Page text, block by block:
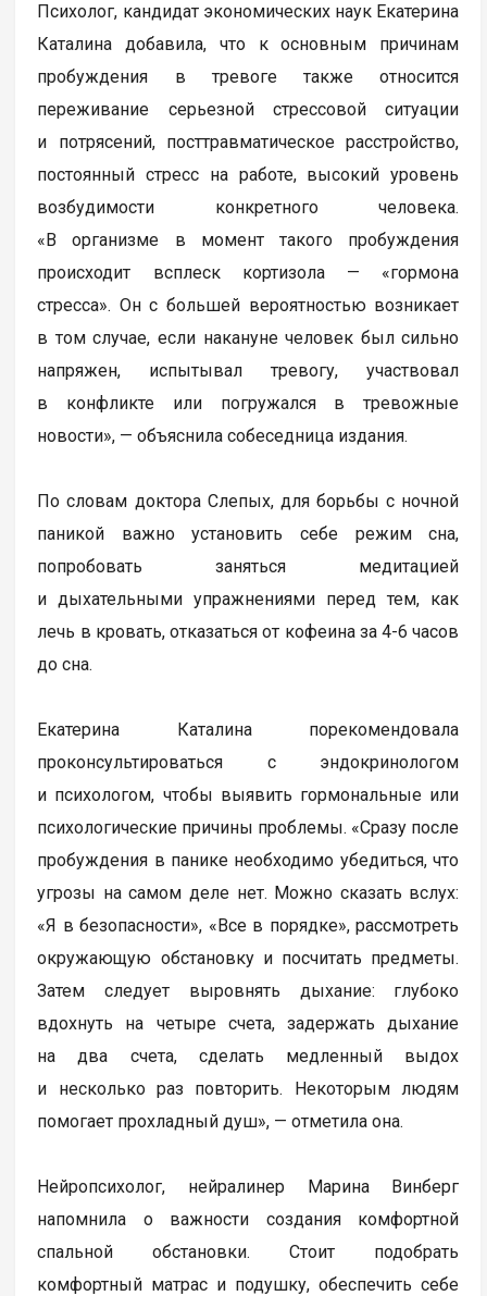
Психолог, кандидат экономических наук Екатерина
Каталина добавила, что к основным причинам
пробуждения в тревоге также относится
переживание серьезной стрессовой ситуации
и потрясений, посттравматическое расстройство,
постоянный стресс на работе, высокий уровень
возбудимости конкретного человека.
«В организме в момент такого пробуждения
происходит всплеск кортизола — «гормона
стресса». Он с большей вероятностью возникает
в том случае, если накануне человек был сильно
напряжен, испытывал тревогу, участвовал
в конфликте или погружался в тревожные
новости», — объяснила собеседница издания.
По словам доктора Слепых, для борьбы с ночной
паникой важно установить себе режим сна,
попробовать заняться медитацией
и дыхательными упражнениями перед тем, как
лечь в кровать, отказаться от кофеина за 4-6 часов
до сна.
Екатерина Каталина порекомендовала
проконсультироваться с эндокринологом
и психологом, чтобы выявить гормональные или
психологические причины проблемы. «Сразу после
пробуждения в панике необходимо убедиться, что
угрозы на самом деле нет. Можно сказать вслух:
«Я в безопасности», «Все в порядке», рассмотреть
окружающую обстановку и посчитать предметы.
Затем следует выровнять дыхание: глубоко
вдохнуть на четыре счета, задержать дыхание
на два счета, сделать медленный выдох
и несколько раз повторить. Некоторым людям
помогает прохладный душ», — отметила она.
Нейропсихолог, нейралинер Марина Винберг
напомнила о важности создания комфортной
спальной обстановки. Стоит подобрать
комфортный матрас и подушку, обеспечить себе